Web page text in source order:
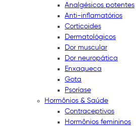
Analgésicos potentes
Anti-inflamatórios
Corticoides
Dermatológicos
Dor muscular
Dor neuropática
Enxaqueca
Gota
Psoríase
Hormônios & Saúde
Contraceptivos
Hormônios femininos